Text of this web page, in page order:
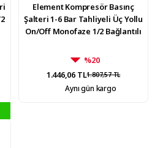
Element Kompresör Basınç
Şalteri 1-6 Bar Tahliyeli Üç Yollu
On/Off Monofaze 1/2 Bağlantılı
%20
1.446,06 TL1.807,57 TL
Aynı gün kargo